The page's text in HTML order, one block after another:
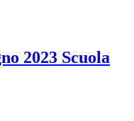
2023 Scuola